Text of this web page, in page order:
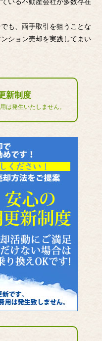
いる不動産会社が多数存在
も、両手取引を狙うことな
ション売却を実践してまい
新制度
は発生いたしません。